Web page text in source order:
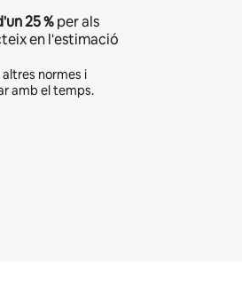
25 %per als
en l'estimació
normes i
amb el temps.